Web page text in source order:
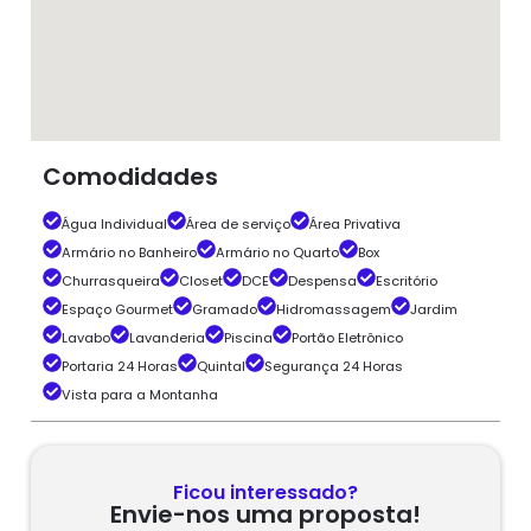
Comodidades
Água Individual Área de serviço
Área Privativa
Armário no Banheiro
Armário no Quarto
Box
Churrasqueira
Closet DCE Despensa
Escritório
Espaço Gourmet
Gramado Hidromassagem
Jardim
Lavabo
Lavanderia Piscina
Portão Eletrônico
Portaria 24 Horas
Quintal
Segurança 24 Horas
Vista para a Montanha
Ficou interessado?
Envie-nos uma proposta!